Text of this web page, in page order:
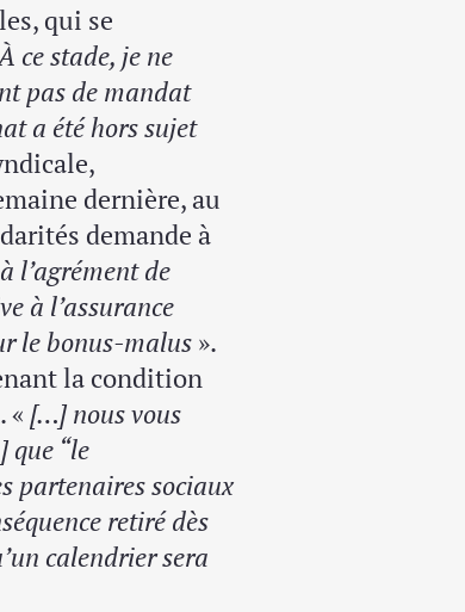
qui se
ce stade, je ne
pas de mandat
a été hors sujet
dernière, au
demande à
l’agrément de
à l’assurance
le bonus-malus ».
la condition
« […] nous vous
que “le
partenaires sociaux
retiré dès
calendrier sera